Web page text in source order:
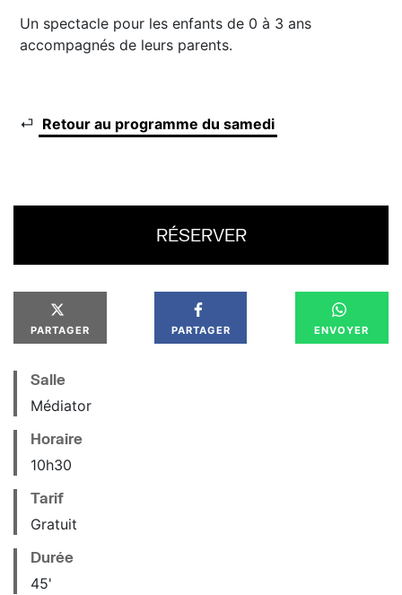
Un spectacle pour les enfants de 0 à 3 ans
accompagnés de leurs parents.
⏎ Retour au programme du samedi
RÉSERVER
PARTAGER PARTAGER ENVOYER
Salle
Médiator
Horaire
10h30
Tarif
Gratuit
Durée
45'